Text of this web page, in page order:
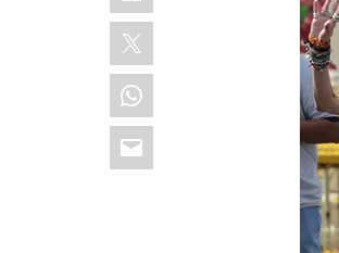
X
WhatsApp
Email